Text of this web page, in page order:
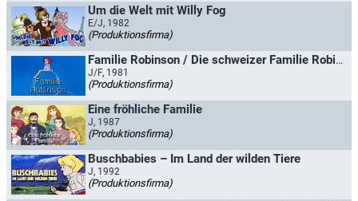
Um die Welt mit Willy Fog
E/J, 1982
(Produktionsfirma)
Familie Robinson / Die schweizer Familie Robinson
J/F, 1981
(Produktionsfirma)
Eine fröhliche Familie
J, 1987
(Produktionsfirma)
Buschbabies – Im Land der wilden Tiere
J, 1992
(Produktionsfirma)